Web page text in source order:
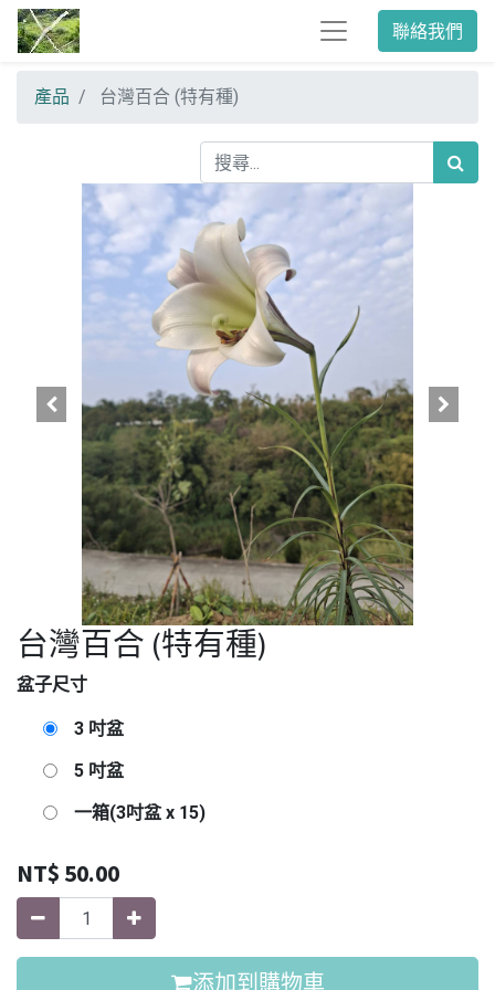
聯絡我們
產品 台灣百合 (特有種)
台灣百合 (特有種)
盆子尺寸
3 吋盆
5 吋盆
一箱(3吋盆 x 15)
NT$ 50.00
添加到購物車